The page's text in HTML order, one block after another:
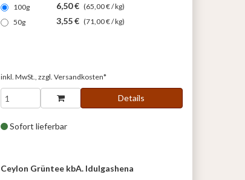
100g 6,50 € (65,00 € / kg)
50g
3,55 € (71,00 € / kg)
inkl. MwSt., zzgl. Versandkosten*
Details
Sofort lieferbar
Ceylon Grüntee kbA. Idulgashena